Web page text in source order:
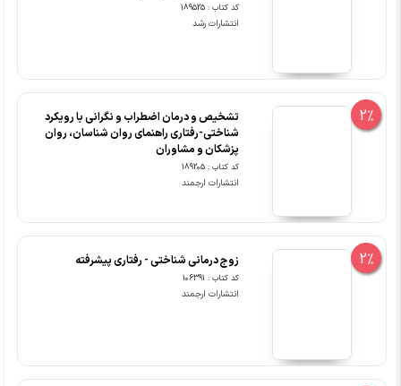
کد کتاب : 189525
انتشارات رشد
2%
تشخیص و درمان اضطراب و نگرانی با رویکرد
شناختی-رفتاری راهنمای روان شناسان، روان
پزشکان و مشاوران
کد کتاب : 189205
انتشارات ارجمند
2% زوج درمانی شناختی - رفتاری پیشرفته
کد کتاب : 106391
انتشارات ارجمند